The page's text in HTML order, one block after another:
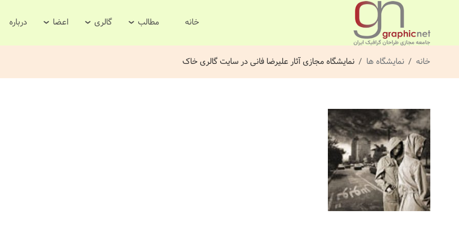
خانه مطالب گالری اعضا درباره
خانه نمایشگاه ها نمایشگاه مجازی آثار علیرضا فانی در سایت گالری خاک